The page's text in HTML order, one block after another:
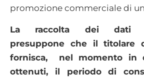
promozione commerciale di
La raccolta dei dati
presuppone che il titolare
fornisca, nel momento in
ottenuti, il periodo di